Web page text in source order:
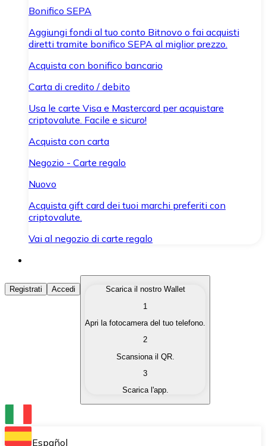
Bonifico SEPA
Aggiungi fondi al tuo conto Bitnovo o fai acquisti
diretti tramite bonifico SEPA al miglior prezzo.
Acquista con bonifico bancario
Carta di credito / debito
Usa le carte Visa e Mastercard per acquistare
criptovalute. Facile e sicuro!
Acquista con carta
Negozio - Carte regalo
Nuovo
Acquista gift card dei tuoi marchi preferiti con
criptovalute.
Vai al negozio di carte regalo
Acquista Criptovalute
Acquista le criptovalute che ti interessano in modo
Converti le tue criptovalute in valuta fiat quando ne
Scambia una criptovaluta con un'altra
Conserva le tue cripto in un Wallet self-custodial.
Registrati Accedi
Scarica il nostro Wallet
1
Apri la fotocamera del tuo telefono.
2
Scansiona il QR.
3
Scarica l'app.
Español